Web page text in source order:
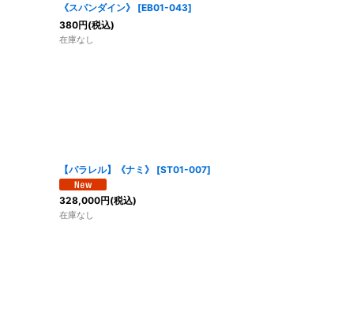
《スパンダイン》 [EB01-043]
380円(税込)
在庫なし
【パラレル】《ナミ》 [ST01-007]
328,000円(税込)
在庫なし